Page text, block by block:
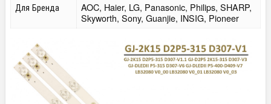
Для Бренда
AOC, Haier, LG, Panasonic, Philips, SHARP,
Skyworth, Sony, Guanjie, INSIG, Pioneer